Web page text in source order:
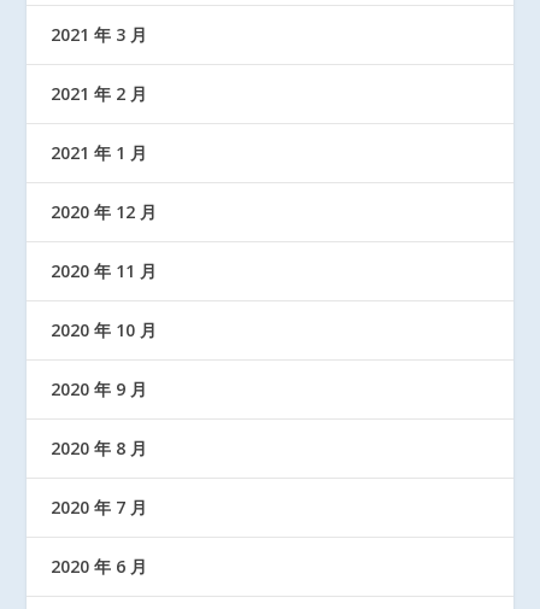
2021 年 3 月
2021 年 2 月
2021 年 1 月
2020 年 12 月
2020 年 11 月
2020 年 10 月
2020 年 9 月
2020 年 8 月
2020 年 7 月
2020 年 6 月